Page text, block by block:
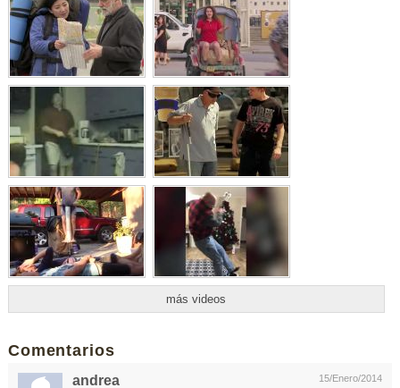
más videos
Comentarios
15/Enero/2014
andrea